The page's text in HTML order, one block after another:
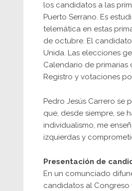
los candidatos a las
Puerto Serrano. Es
telemática en estas
de octubre. El
Unida. Las elecciones
Calendario de primarias
Registro y votaciones
Pedro Jesús Carrero se
que, desde siempre, se
individualismo, me
izquierdas y
Presentación de
En un comunciado
candidatos al Congreso